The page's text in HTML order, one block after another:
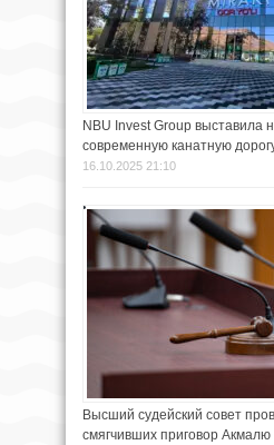
NBU Invest Group выставила
современную канатную
16.10.2025 21:10
Высший судейский совет
смягчивших приговор Акмалю